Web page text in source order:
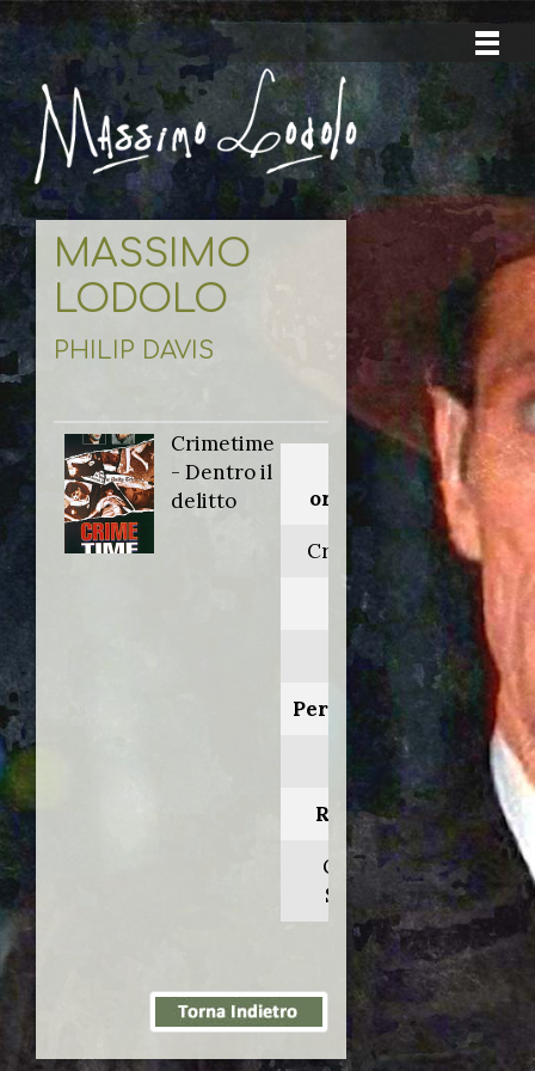
MASSIMO
LODOLO
PHILIP DAVIS
Crimetime
- Dentro il
delitto
Titolo
originale:
Crimetime
Anno:
1996
Personaggio:
Regia di:
George
Sluizer